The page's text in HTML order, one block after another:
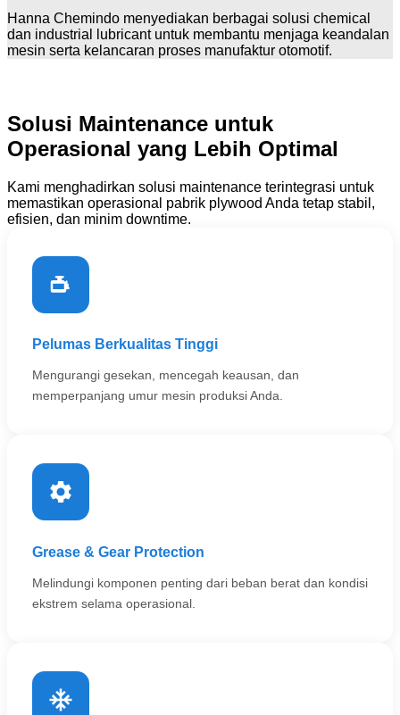
Hanna Chemindo menyediakan berbagai solusi chemical
dan industrial lubricant untuk membantu menjaga keandalan
mesin serta kelancaran proses manufaktur otomotif.
Solusi Maintenance untuk
Operasional yang Lebih Optimal
Kami menghadirkan solusi maintenance terintegrasi untuk
memastikan operasional pabrik plywood Anda tetap stabil,
efisien, dan minim downtime.
Pelumas Berkualitas Tinggi
Mengurangi gesekan, mencegah keausan, dan
memperpanjang umur mesin produksi Anda.
Grease & Gear Protection
Melindungi komponen penting dari beban berat dan kondisi
ekstrem selama operasional.